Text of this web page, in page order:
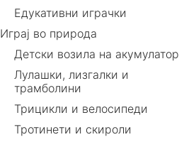
Едукативни играчки
Играј во природа
Детски возила на акумулатор
Лулашки, лизгалки и
трамболини
Трицикли и велосипеди
Тротинети и скироли